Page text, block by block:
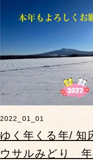
2022_01_01
ゆく年くる年/ 知
ウサルみどり 年